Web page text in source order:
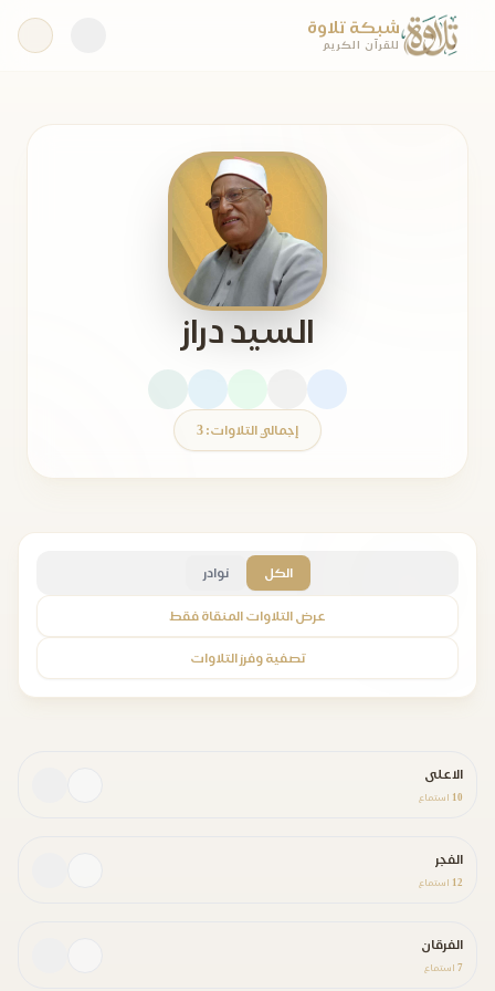
شبكة تلاوة
للقرآن الكريم
السيد دراز
إجمالي التلاوات: 3
الكل نوادر
عرض التلاوات المنقاة فقط
تصفية وفرز التلاوات
الاعلى
10 استماع
الفجر
12 استماع
الفرقان
7 استماع